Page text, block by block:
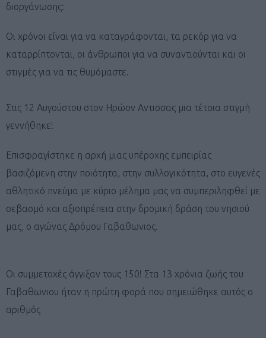
διοργάνωσης:
Οι χρόνοι είναι για να καταγράφονται, τα ρεκόρ για να
καταρρίπτονται, οι άνθρωποι για να συναντιούνται και οι
στιγμές για να τις θυμόμαστε.
Στις 12 Αυγούστου στον Ηρώον Αντισσας μια τέτοια στιγμή
γεννήθηκε!
Επισφραγίστηκε η αρχή μιας υπέροχης εμπειρίας
βασιζόμενη στην ποιότητα, στην συλλογικότητα, στο ευγενές
αθλητικό πνεύμα με κύριο μέλημα μας να συμπεριληφθεί με
σεβασμό και αξιοπρέπεια στην δρομική δράση του νησιού
μας, ο αγώνας Δρόμου Γαβαθωνιος.
Οι συμμετοχές άγγιξαν τους 150! Στα 13 χρόνια ζωής του
Γαβαθωνιου ήταν η πρώτη φορά που σημειώθηκε αυτός ο
αριθμός